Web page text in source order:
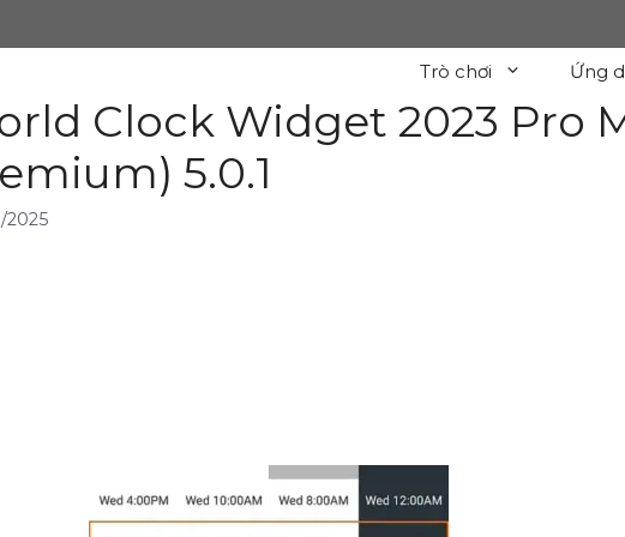
Trò chơi Ứng
Clock Widget 2023 Pro
5.0.1
2025